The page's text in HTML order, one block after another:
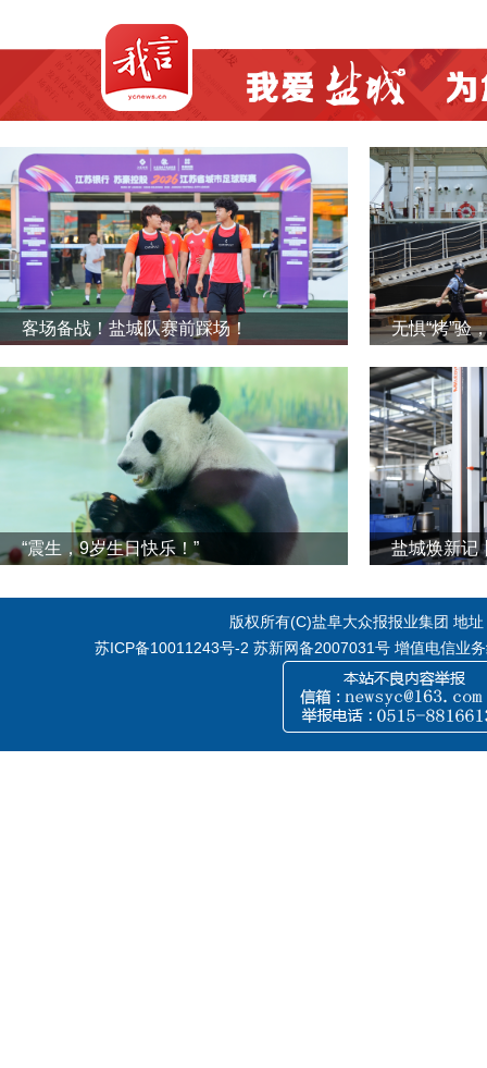
客场备战！盐城队赛前踩场！ 无惧“烤”验
“震生，9岁生日快乐！”
版权所有(C)盐阜大众报报业集团 地
苏ICP备10011243号-2 苏新网备2007031号 增值电信业